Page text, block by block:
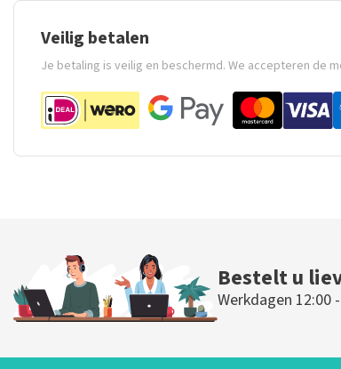
Veilig betalen
Je betaling is veilig en beschermd. We accepteren de
Bestelt u
Werkdagen 12:00